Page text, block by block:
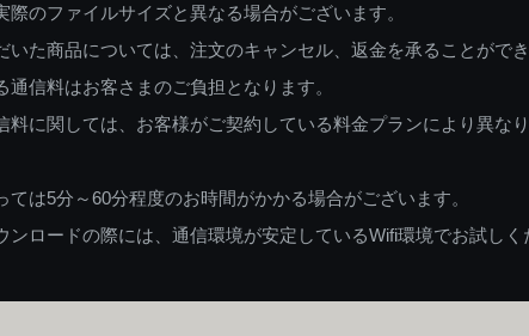
際のファイルサイズと異なる場合がございます。
いた商品については、注文のキャンセル、返金を承ることができ
信料はお客さまのご負担となります。
料に関しては、お客様がご契約している料金プランにより異
ては5分～60分程度のお時間がかかる場合がございます。
ロードの際には、通信環境が安定しているWifi環境でお試しく